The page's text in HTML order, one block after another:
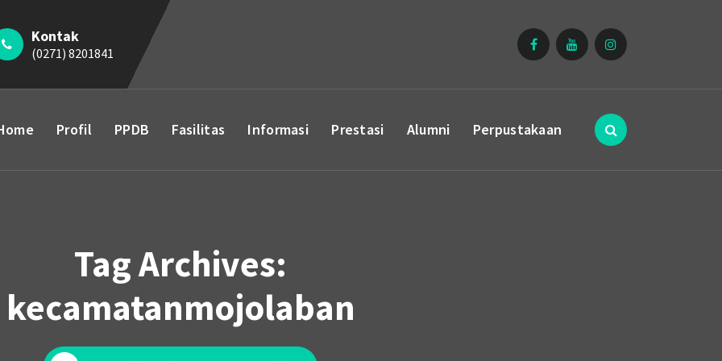
Kontak
(0271) 8201841
Profil PPDB Fasilitas Informasi Prestasi Alumni Perpustakaan
Tag Archives:
kecamatanmojolaban